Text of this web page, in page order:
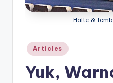
Halte &
Posted
in
Articles
Yuk,